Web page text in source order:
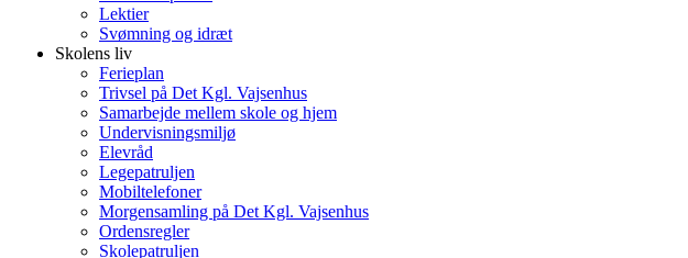
Lektier
Svømning og idræt
Skolens liv
Ferieplan
Trivsel på Det Kgl. Vajsenhus
Samarbejde mellem skole og hjem
Undervisningsmiljø
Elevråd
Legepatruljen
Mobiltelefoner
Morgensamling på Det Kgl. Vajsenhus
Ordensregler
Skolepatruljen